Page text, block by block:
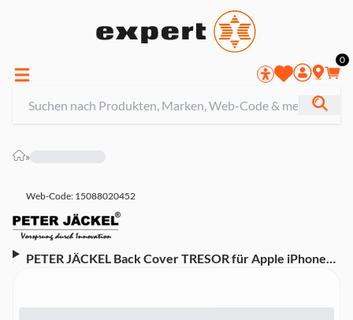
0
»
Web-Code: 15088020452
PETER JÄCKEL Back Cover TRESOR für Apple iPhone